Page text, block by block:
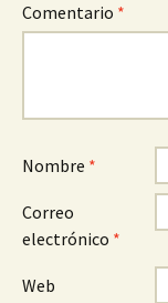
Comentario *
Nombre *
Correo
electrónico *
Web